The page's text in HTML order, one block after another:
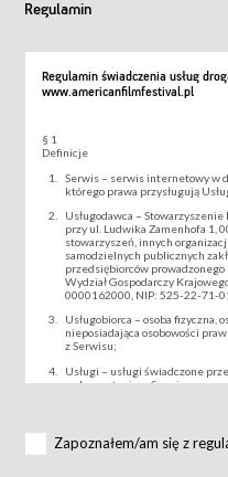
Regulamin
Regulamin świadczenia usług
www.americanfilmfestival.pl
§ 1
Definicje
Serwis – serwis internetowy w
którego prawa przysługują
Usługodawca –
przy ul. Ludwika Zamenhofa 1,
stowarzyszeń, innych
samodzielnych publicznych
przedsiębiorców prowadzonego
Wydział Gospodarczy
0000162000, NIP: 525-22-71-
Usługobiorca – osoba fizyczna,
nieposiadająca osobowości
z Serwisu;
Usługi – usługi świadczone
wykorzystaniem Serwisu;
za pośrednictwem Serwisu;
Zapoznałem/am się z